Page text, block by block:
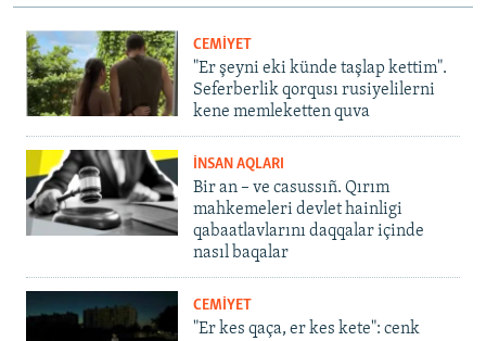
CEMİYET
"Er şeyni eki künde taşlap kettim".
Seferberlik qorqusı rusiyelilerni
kene memleketten quva
İNSAN AQLARI
Bir an – ve casussıñ. Qırım
mahkemeleri devlet hainligi
qabaatlavlarını daqqalar içinde
nasıl baqalar
CEMİYET
"Er kes qaça, er kes kete": cenk